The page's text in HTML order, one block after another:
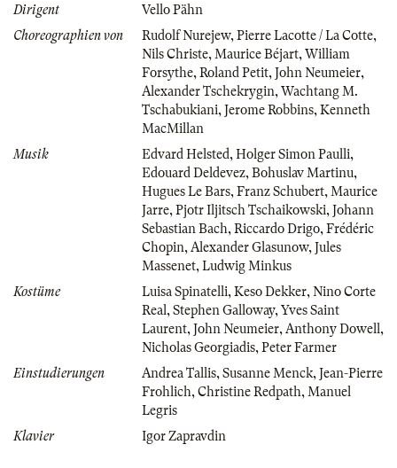
Dirigent
Vello Pähn
Choreographien von
Rudolf Nurejew, Pierre Lacotte / La Cotte,
Nils Christe, Maurice Béjart, William
Forsythe, Roland Petit, John Neumeier,
Alexander Tschekrygin, Wachtang M.
Tschabukiani, Jerome Robbins, Kenneth
MacMillan
Musik
Edvard Helsted, Holger Simon Paulli,
Edouard Deldevez, Bohuslav Martinu,
Hugues Le Bars, Franz Schubert, Maurice
Jarre, Pjotr Iljitsch Tschaikowski, Johann
Sebastian Bach, Riccardo Drigo, Frédéric
Chopin, Alexander Glasunow, Jules
Massenet, Ludwig Minkus
Kostüme
Luisa Spinatelli, Keso Dekker, Nino Corte
Real , Stephen Galloway, Yves Saint
Laurent, John Neumeier, Anthony Dowell ,
Nicholas Georgiadis, Peter Farmer
Einstudierungen
Andrea Tallis, Susanne Menck, Jean-Pierre
Frohlich, Christine Redpath, Manuel
Legris
Klavier
Igor Zapravdin